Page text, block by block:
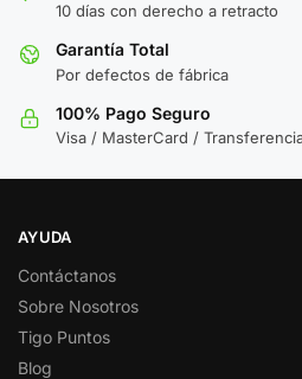
10 días con derecho a retracto
Garantía Total
Por defectos de fábrica
100% Pago Seguro
Visa / MasterCard /
AYUDA
Contáctanos
Sobre Nosotros
Tigo Puntos
Blog